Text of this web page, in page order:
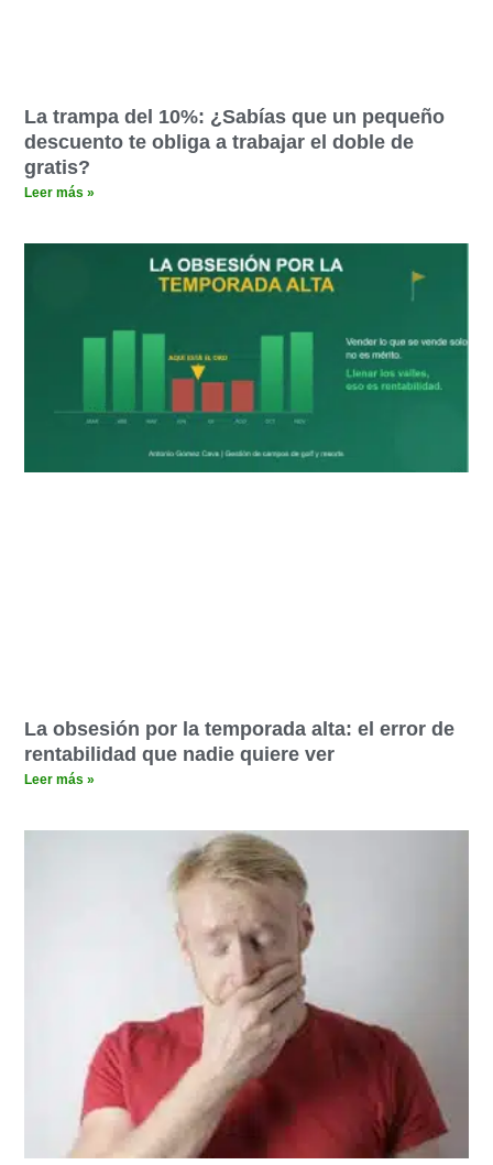
La trampa del 10%: ¿Sabías que un pequeño
descuento te obliga a trabajar el doble de
gratis?
Leer más »
La obsesión por la temporada alta: el error de
rentabilidad que nadie quiere ver
Leer más »